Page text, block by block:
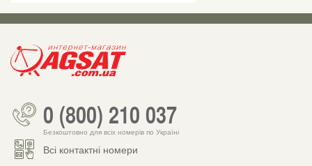
0 (800) 210 037
Безкоштовно для всіх номерів по Україні
Всі контактні номери